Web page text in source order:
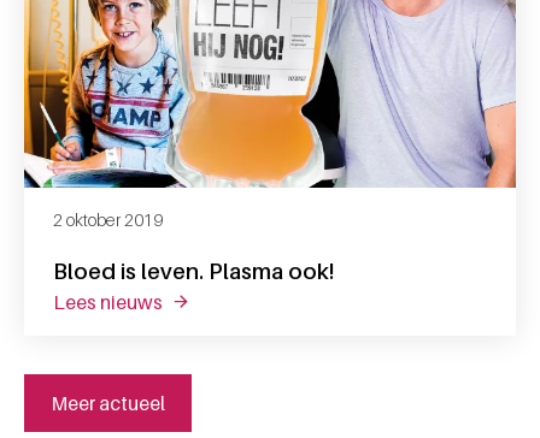
Bloed is leven. Plasma ook!
2 oktober 2019
lees nieuws over bloed is leven. plasma ook!
Meer actueel